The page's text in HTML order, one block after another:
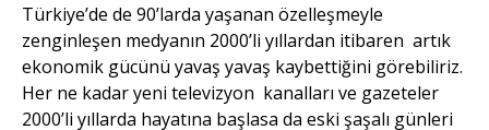
Türkiye’de de 90’larda yaşanan özelleşmeyle
zenginleşen medyanın 2000’li yıllardan itibaren artık
ekonomik gücünü yavaş yavaş kaybettiğini görebiliriz.
Her ne kadar yeni televizyon kanalları ve gazeteler
2000’li yıllarda hayatına başlasa da eski şaşalı günleri